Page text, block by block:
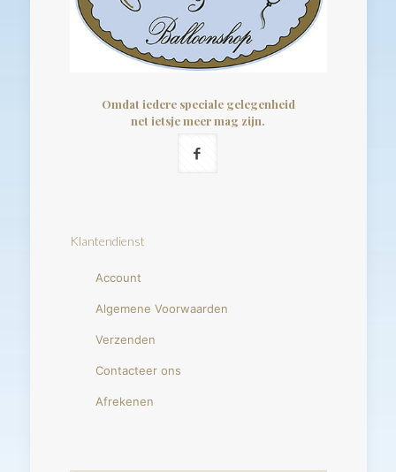
Omdat iedere speciale gelegenheid
net ietsje meer mag zijn.
Klantendienst
Account
Algemene Voorwaarden
Verzenden
Contacteer ons
Afrekenen